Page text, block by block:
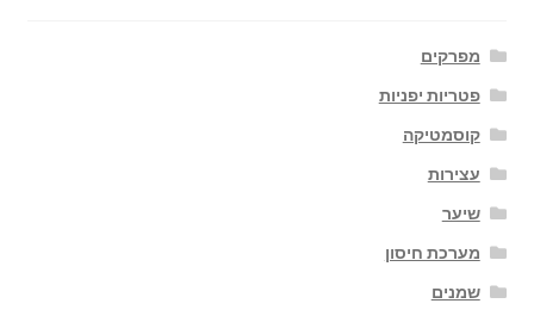
מפרקים
פטריות יפניות
קוסמטיקה
עצירות
שיער
מערכת חיסון
שמנים